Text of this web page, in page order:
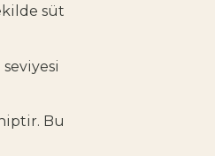
süt
Bu